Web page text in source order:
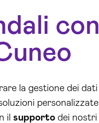
con
la gestione dei dati
personalizzate
il supporto dei nostri